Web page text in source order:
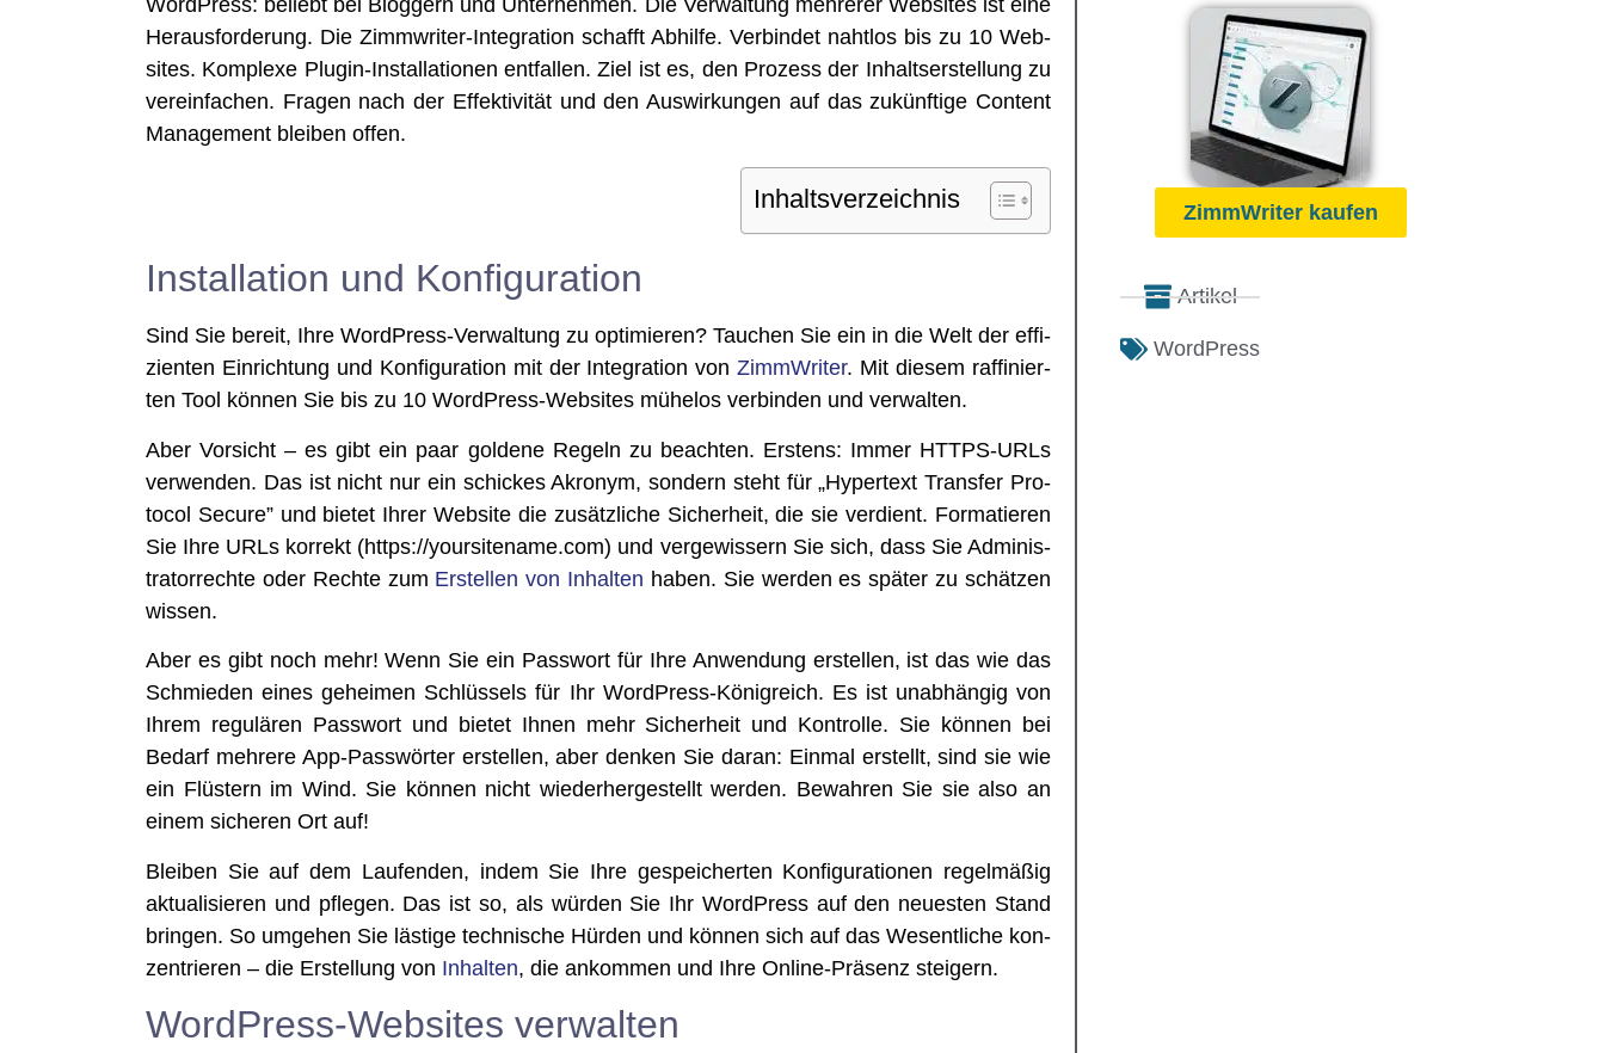
Word­Press: beliebt bei Blog­gern und Unter­neh­men. Die Ver­wal­tung meh­re­rer Web­sites ist eine
Her­aus­for­de­rung. Die Zimm­wri­ter-Inte­gra­ti­on schafft Abhil­fe. Ver­bin­det naht­los bis zu 10 Web­
sites. Kom­ple­xe Plug­in-Instal­la­tio­nen ent­fal­len. Ziel ist es, den Pro­zess der Inhalts­er­stel­lung zu
ver­ein­fa­chen. Fra­gen nach der Effek­ti­vi­tät und den Aus­wir­kun­gen auf das zukünf­ti­ge Con­tent
Manage­ment blei­ben offen.
Inhalts­ver­zeich­nis
Installation und Konfiguration
Sind Sie bereit, Ihre Word­Press-Ver­wal­tung zu opti­mie­ren? Tau­chen Sie ein in die Welt der effi­
zi­en­ten Ein­rich­tung und Kon­fi­gu­ra­ti­on mit der Inte­gra­ti­on vonZimm­Wri­ter. Mit die­sem raf­fi­nier­
ten Tool kön­nen Sie bis zu 10 Word­Press-Web­sites mühe­los ver­bin­den und verwalten.
Aber Vor­sicht – es gibt ein paar gol­de­ne Regeln zu beach­ten. Ers­tens: Immer HTTPS-URLs
ver­wen­den. Das ist nicht nur ein schi­ckes Akro­nym, son­dern steht für „Hyper­text Trans­fer Pro­
to­col Secu­re” und bie­tet Ihrer Web­site die zusätz­li­che Sicher­heit, die sie ver­dient. For­ma­tie­ren
Sie Ihre URLs kor­rekt (https://​your​si​te​na​me​.com) und ver­ge­wis­sern Sie sich, dass Sie Admi­nis­
tra­tor­rech­te oder Rech­te zum Erstel­len von Inhal­ten haben. Sie wer­den es spä­ter zu schät­zen
wissen.
Aber es gibt noch mehr! Wenn Sie ein Pass­wort für Ihre Anwen­dung erstel­len, ist das wie das
Schmie­den eines gehei­men Schlüs­sels für Ihr Word­Press-König­reich. Es ist unab­hän­gig von
Ihrem regu­lä­ren Pass­wort und bie­tet Ihnen mehr Sicher­heit und Kon­trol­le. Sie kön­nen bei
Bedarf meh­re­re App-Pass­wör­ter erstel­len, aber den­ken Sie dar­an: Ein­mal erstellt, sind sie wie
ein Flüs­tern im Wind. Sie kön­nen nicht wie­der­her­ge­stellt wer­den. Bewah­ren Sie sie also an
einem siche­ren Ort auf!
Blei­ben Sie auf dem Lau­fen­den, indem Sie Ihre gespei­cher­ten Kon­fi­gu­ra­tio­nen regel­mä­ßig
aktua­li­sie­ren und pfle­gen. Das ist so, als wür­den Sie Ihr Word­Press auf den neu­es­ten Stand
brin­gen. So umge­hen Sie läs­ti­ge tech­ni­sche Hür­den und kön­nen sich auf das Wesent­li­che kon­
zen­trie­ren – die Erstel­lung von Inhal­ten, die ankom­men und Ihre Online-Prä­senz steigern.
WordPress-Websites verwalten
ZimmWriter kaufen
Artikel
WordPress